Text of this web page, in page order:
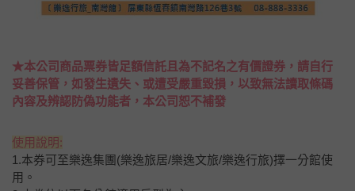
★本公司商品票券皆足額信託且為不記名之有價證券，請自行
妥善保管，如發生遺失、或遭受嚴重毀損，以致無法讀取條碼
內容及辨認防偽功能者，本公司恕不補發
使用說明:
1.本券可至樂逸集團(樂逸旅居/樂逸文旅/樂逸行旅)擇一分館使
用。